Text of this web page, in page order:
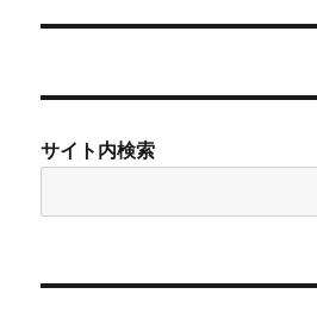
ー
ン
投
サイト内検索